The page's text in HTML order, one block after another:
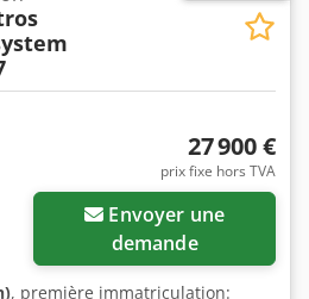
27 900 €
prix fixe hors TVA
demande
, première immatriculation: